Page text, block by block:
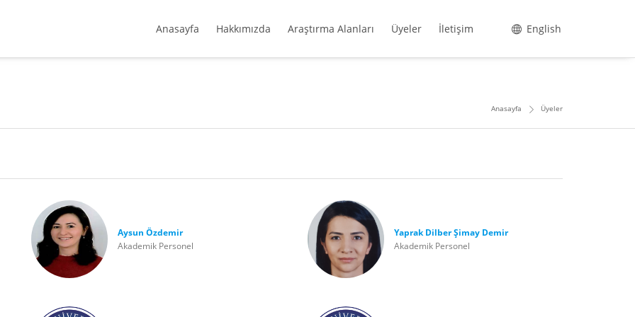
Anasayfa Hakkımızda Araştırma Alanları Üyeler İletişim English
Anasayfa Üyeler
Aysun Özdemir
Akademik Personel
Yaprak Dilber Şimay Demir
Akademik Personel